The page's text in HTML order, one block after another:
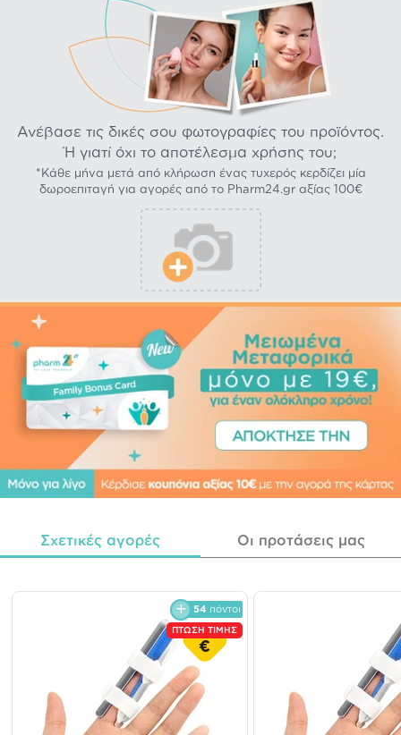
Ανέβασε τις δικές σου φωτογραφίες του προϊόντος.
Ή γιατί όχι το αποτέλεσμα χρήσης του;
*Κάθε μήνα μετά από κλήρωση ένας τυχερός κερδίζει μία
δωροεπιταγή για αγορές από το Pharm24.gr αξίας 100€
Σχετικές αγορές Οι προτάσεις μας
54 πόντοι
ΠΤΩΣΗ ΤΙΜΗΣ
€